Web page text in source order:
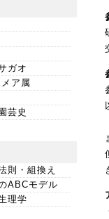
ガオ
ア属
芸史
則・組換え
ABCモデル
理学